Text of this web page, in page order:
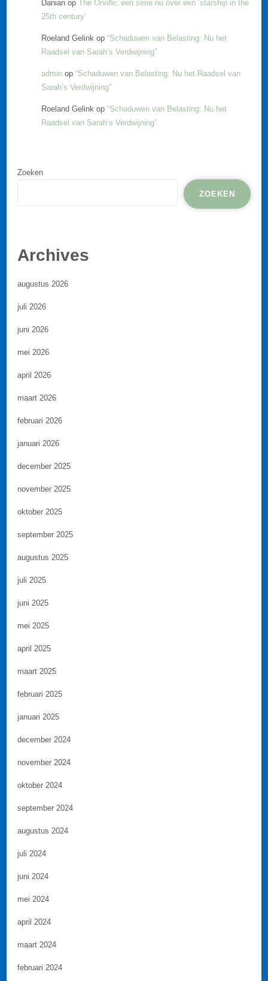
Danian op
The Orville; een serie nu over een ‘starship in the
25th century’
Roeland Gelink op “Schaduwen van Belasting: Nu het
Raadsel van Sarah’s Verdwijning”
admin op “Schaduwen van Belasting: Nu het Raadsel van
Sarah’s Verdwijning”
Roeland Gelink op “Schaduwen van Belasting: Nu het
Raadsel van Sarah’s Verdwijning”
Zoeken
ZOEKEN
Archives
augustus 2026
juli 2026
juni 2026
mei 2026
april 2026
maart 2026
februari 2026
januari 2026
december 2025
november 2025
oktober 2025
september 2025
augustus 2025
juli 2025
juni 2025
mei 2025
april 2025
maart 2025
februari 2025
januari 2025
december 2024
november 2024
oktober 2024
september 2024
augustus 2024
juli 2024
juni 2024
mei 2024
april 2024
maart 2024
februari 2024